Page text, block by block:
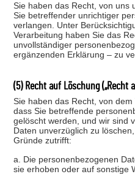
Sie haben das Recht, von uns
Sie betreffender unrichtiger
verlangen. Unter
Verarbeitung haben Sie das
unvollständiger
ergänzenden Erklärung – zu
(5) Recht auf Löschung („Recht
Sie haben das Recht, von
dass Sie betreffende
gelöscht werden, und wir sind
Daten unverzüglich zu
Gründe zutrifft:
a. Die personenbezogenen
sie erhoben oder auf sonstige